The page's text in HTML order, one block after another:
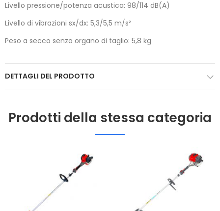
Livello pressione/potenza acustica: 98/114 dB(A)
Livello di vibrazioni sx/dx: 5,3/5,5 m/s²
Peso a secco senza organo di taglio: 5,8 kg
DETTAGLI DEL PRODOTTO
Prodotti della stessa categoria